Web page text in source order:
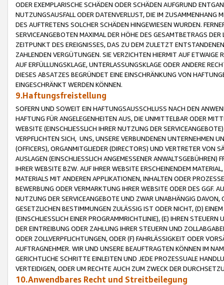
ODER EXEMPLARISCHE SCHÄDEN ODER SCHÄDEN AUFGRUND
NUTZUNGSAUSFALL ODER DATENVERLUST, DIE IM ZUSAMMENHANG
DES AUFTRETENS SOLCHER SCHÄDEN HINGEWIESEN WURDEN.
SERVICEANGEBOTEN MAXIMAL DER HÖHE DES GESAMTBETRAGS
ZEITPUNKT DES EREIGNISSES, DAS ZU DEM ZULETZT
ZAHLENDEN VERGÜTUNGEN. SIE VERZICHTEN HIERMIT AUF
AUF ERFÜLLUNGSKLAGE, UNTERLASSUNGSKLAGE ODER ANDERE
DIESES ABSATZES BEGRÜNDET EINE EINSCHRÄNKUNG VON
EINGESCHRÄNKT WERDEN KÖNNEN.
9.Haftungsfreistellung
SOFERN UND SOWEIT EIN HAFTUNGSAUSSCHLUSS NACH DEN
HAFTUNG FÜR ANGELEGENHEITEN AUS, DIE UNMITTELBAR ODER
WEBSITE (EINSCHLIESSLICH IHRER NUTZUNG DER
VERPFLICHTEN SICH, UNS, UNSERE VERBUNDENEN UNTERNEHMEN
(OFFICERS), ORGANMITGLIEDER (DIRECTORS) UND VERTRETER VON
AUSLAGEN (EINSCHLIESSLICH ANGEMESSENER
IHRER WEBSITE BZW. AUF IHRER WEBSITE ERSCHEINENDEM
MATERIALS MIT ANDEREN APPLIKATIONEN, INHALTEN ODER
BEWERBUNG ODER VERMARKTUNG IHRER WEBSITE ODER DES GGF.
NUTZUNG DER SERVICEANGEBOTE UND ZWAR UNABHÄNGIG
GESETZLICHEN BESTIMMUNGEN ZULÄSSIG IST ODER NICHT, (D)
(EINSCHLIESSLICH EINER PROGRAMMRICHTLINIE), (E) IHREN
DER EINTREIBUNG ODER ZAHLUNG IHRER STEUERN UND
ODER ZOLLVERPFLICHTUNGEN, ODER (F) FAHRLÄSSIGKEIT ODER
AUFTRAGNEHMER. WIR UND UNSERE BEAUFTRAGTEN KÖNNEN IM
GERICHTLICHE SCHRITTE EINLEITEN UND JEDE PROZESSUALE
VERTEIDIGEN, ODER UM RECHTE AUCH ZUM ZWECK DER
10.Anwendbares Recht und Streitbeilegung